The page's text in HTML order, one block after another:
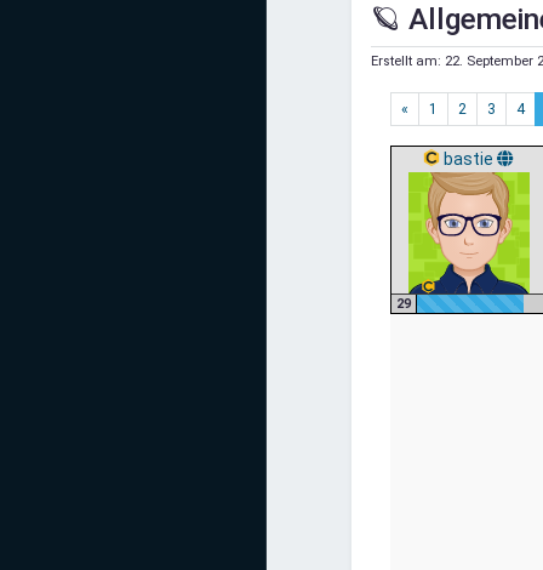
🪐
Erstellt am: 22. September
« 1 2 3 4
bastie
29